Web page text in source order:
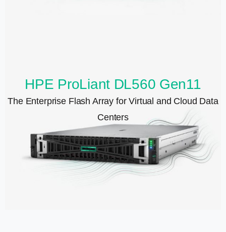
HPE ProLiant DL560 Gen11
The Enterprise Flash Array for Virtual and Cloud Data
Centers